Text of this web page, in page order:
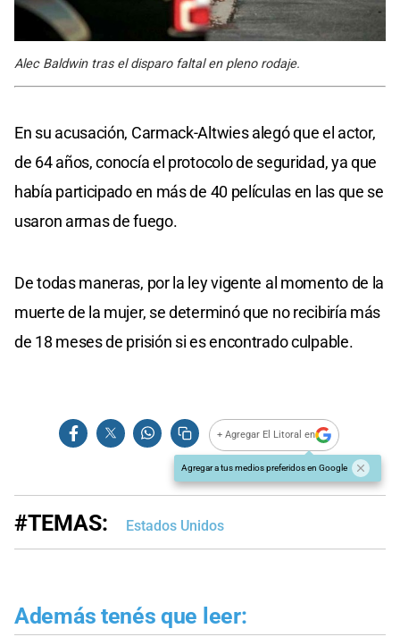
Alec Baldwin tras el disparo faltal en pleno rodaje.
En su acusación, Carmack-Altwies alegó que el actor,
de 64 años, conocía el protocolo de seguridad, ya que
había participado en más de 40 películas en las que se
usaron armas de fuego.
De todas maneras, por la ley vigente al momento de la
muerte de la mujer, se determinó que no recibiría más
de 18 meses de prisión si es encontrado culpable.
+ Agregar El Litoral en
Agregar a tus medios preferidos en Google
#TEMAS: Estados Unidos
Además tenés que leer: